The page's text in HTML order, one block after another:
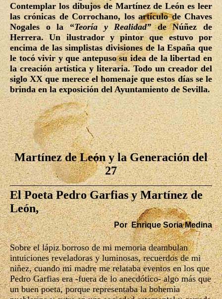
Contemplar los dibujos de Martínez de León es leer
las crónicas de Corrochano, los artículo de Chaves
Nogales o la “Teoría y Realidad”de Núñez de
Herrera. Un ilustrador y pintor que estuvo por
encima de las simplistas divisiones de la España que
le tocó vivir y que antepuso su idea de la libertad en
la creación artística y literaria. Todo un creador del
siglo XX que merece el homenaje que estos días se le
brinda en la exposición del Ayuntamiento de Sevilla.
Martínez de León y la Generación del
27
El Poeta Pedro Garfias y Martínez de
León,
Por Enrique Soria Medina
Sobre el lápiz borroso de mi memoria deambulan
intuiciones reveladoras y luminosas, recuerdos de mi
niñez, cuando mi madre me relataba eventos en los que
Pedro Garfias era -fuera de lo anecdótico- algo más que
un buen poeta, porque representaba la bohemia